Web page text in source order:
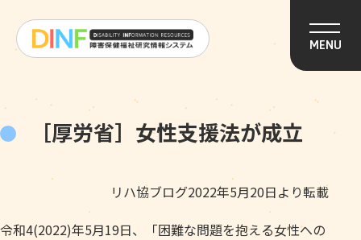
MENU
［厚労省］女性支援法が成立
リハ協ブログ2022年5月20日より転載
令和4(2022)年5月19日、「困難な問題を抱える女性への